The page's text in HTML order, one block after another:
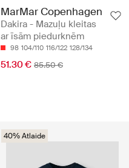
MarMar Copenhagen
Dakira - Mazuļu kleitas
ar īsām piedurknēm
98 104/110 116/122 128/134
51.30 € 85.50 €
40% Atlaide